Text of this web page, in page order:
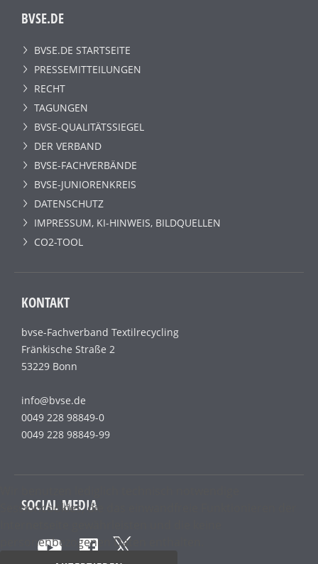
BVSE.DE
BVSE.DE STARTSEITE
PRESSEMITTEILUNGEN
RECHT
TAGUNGEN
BVSE-QUALITÄTSSIEGEL
DER VERBAND
BVSE-FACHVERBÄNDE
BVSE-JUNIORENKREIS
DATENSCHUTZ
IMPRESSUM, KI-HINWEIS, BILDQUELLEN
CO2-TOOL
KONTAKT
bvse-Fachverband Textilrecycling
Fränkische Straße 2
53229 Bonn
info@bvse.de
0049 228 98849-0
0049 228 98849-99
SOCIAL MEDIA
Sessioncookies, die das einwandfreie Funktionieren der
personenbezogenen Daten enthalten.